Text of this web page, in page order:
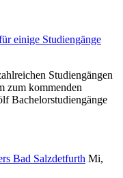
einige Studiengänge
Studiengängen
zum kommenden
Bachelorstudiengänge
Bad Salzdetfurth Mi,